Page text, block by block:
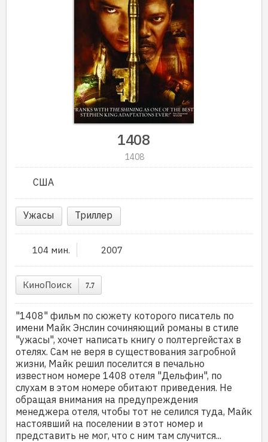
1408
1408
США
Ужасы Триллер
104 мин. 2007
КиноПоиск 7.7
"1408" фильм по сюжету которого писатель по
имени Майк Энслин сочиняющий романы в стиле
"ужасы", хочет написать книгу о полтергейстах в
отелях. Сам не веря в существования загробной
жизни, Майк решил поселится в печально
известном номере 1408 отеля "Дельфин", по
слухам в этом номере обитают приведения. Не
обращая внимания на предупреждения
менеджера отеля, чтобы тот не селился туда, Майк
настоявший на поселении в этот номер и
представить не мог, что с ним там случится...